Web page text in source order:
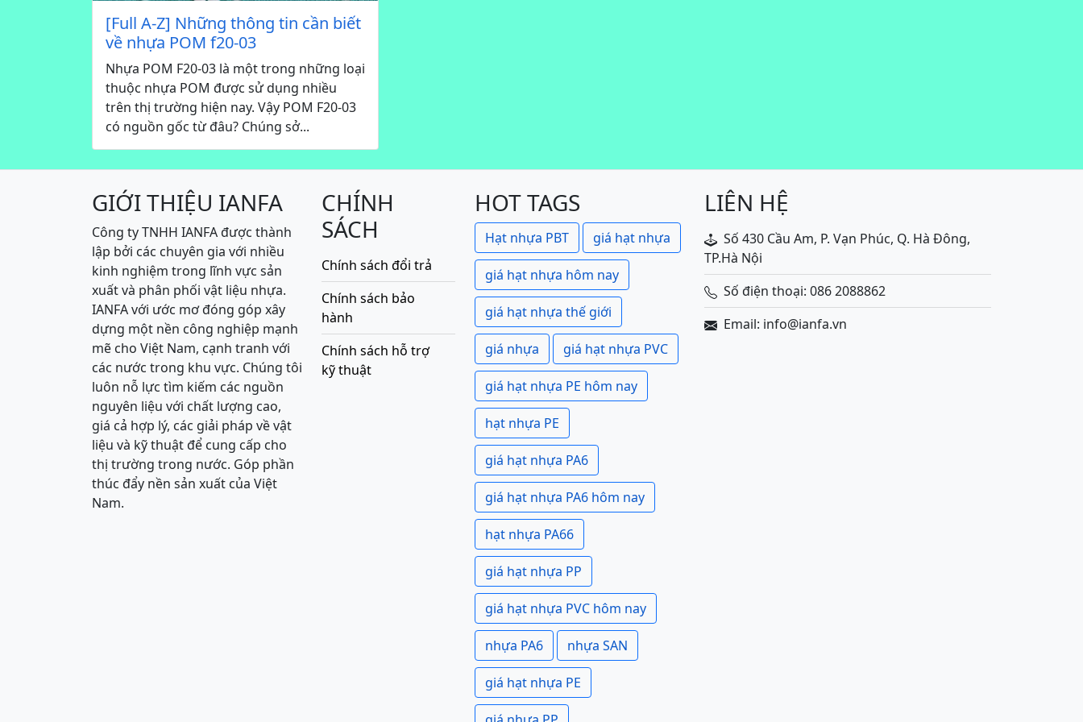
[Full A-Z] Những thông tin cần biết
về nhựa POM f20-03
Nhựa POM F20-03 là một trong những loại
thuộc nhựa POM được sử dụng nhiều
trên thị trường hiện nay. Vậy POM F20-03
có nguồn gốc từ đâu? Chúng sở...
GIỚI THIỆU IANFA
Công ty TNHH IANFA được thành
lập bởi các chuyên gia với nhiều
kinh nghiệm trong lĩnh vực sản
xuất và phân phối vật liệu nhựa.
IANFA với ước mơ đóng góp xây
dựng một nền công nghiệp mạnh
mẽ cho Việt Nam, cạnh tranh với
các nước trong khu vực. Chúng tôi
luôn nỗ lực tìm kiếm các nguồn
nguyên liệu với chất lượng cao,
giá cả hợp lý, các giải pháp về vật
liệu và kỹ thuật để cung cấp cho
thị trường trong nước. Góp phần
thúc đẩy nền sản xuất của Việt
Nam.
CHÍNH
SÁCH
Chính sách đổi trả
Chính sách bảo
hành
Chính sách hỗ trợ
kỹ thuật
HOT TAGS
Hạt nhựa PBT giá hạt nhựa
giá hạt nhựa hôm nay
giá hạt nhựa thế giới
giá nhựa giá hạt nhựa PVC
giá hạt nhựa PE hôm nay
hạt nhựa PE
giá hạt nhựa PA6
giá hạt nhựa PA6 hôm nay
hạt nhựa PA66
giá hạt nhựa PP
giá hạt nhựa PVC hôm nay
nhựa PA6 nhựa SAN
giá hạt nhựa PE
LIÊN HỆ
Số 430 Cầu Am, P. Vạn Phúc, Q. Hà Đông,
TP.Hà Nội
Số điện thoại: 086 2088862
Email: info@ianfa.vn